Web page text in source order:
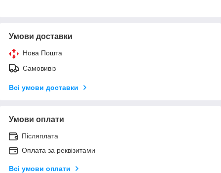
Умови доставки
Нова Пошта
Самовивіз
Всі умови доставки
Умови оплати
Післяплата
Оплата за реквізитами
Всі умови оплати